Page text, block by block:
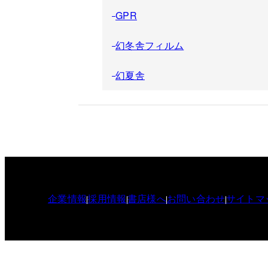
GPR
幻冬舎フィルム
幻夏舎
企業情報採用情報書店様へお問い合わせサイトマ